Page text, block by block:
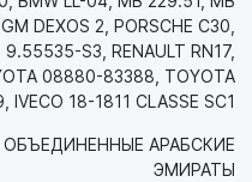
диспергирующих свойств
стабильности
отложений и
двигателя на протяжении
компонентов в
DEXOS 2, PORSCHE C30,
S3, RENAULT RN17,
08880-83388, TOYOTA
18-1811 CLASSE SC1
ОБЪЕДИНЕННЫЕ АРАБСКИЕ
ЭМИРАТЫ